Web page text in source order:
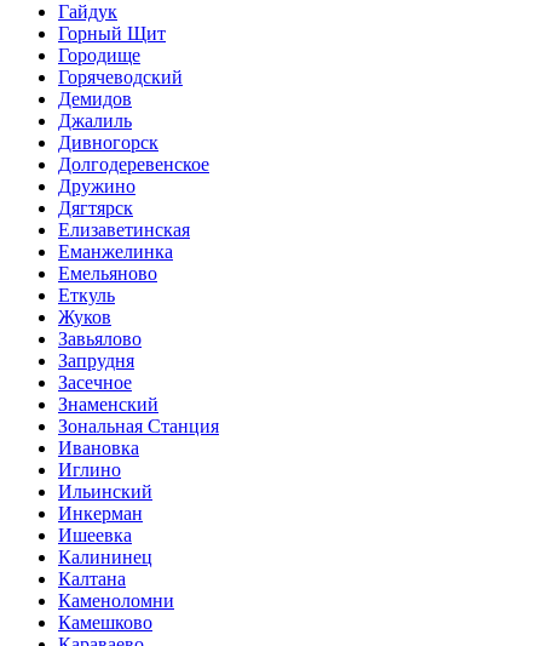
Гайдук
Горный Щит
Городище
Горячеводский
Демидов
Джалиль
Дивногорск
Долгодеревенское
Дружино
Дягтярск
Елизаветинская
Еманжелинка
Емельяново
Еткуль
Жуков
Завьялово
Запрудня
Засечное
Знаменский
Зональная Станция
Ивановка
Иглино
Ильинский
Инкерман
Ишеевка
Калининец
Калтана
Каменоломни
Камешково